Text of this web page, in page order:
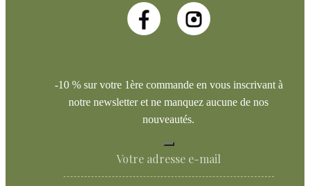
-10 % sur votre 1ère commande en vous inscrivant à
notre newsletter et ne manquez aucune de nos
nouveautés.